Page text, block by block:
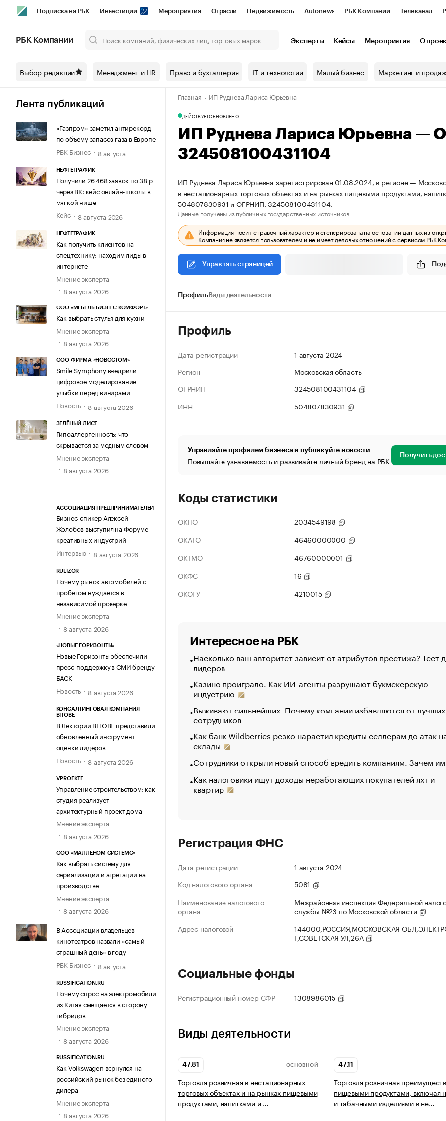
Подписка на РБК Инвестиции Мероприятия Отрасли Недвижимость Autonews РБК Компании Телеканал
Спецпроекты СПб Конференции СПб Спецпроекты Проверка контрагентов
Технологии и медиа Рынок наличной валюты
РБК Компании Эксперты Кейсы Мероприятия О
Выбор редакции Менеджмент и HR Право и бухгалтерия IT и технологии Малый бизнес Маркетинг и
Лента публикаций
«Газпром» заметил антирекорд
по объему запасов газа в Европе
РБК Бизнес
8 августа
НЕФТЕТРАФИК
Получили 26 468 заявок по 38 р
через ВК: кейс онлайн-школы в
мягкой нише
Кейс
8 августа 2026
НЕФТЕТРАФИК
Как получить клиентов на
спецтехнику: находим лиды в
интернете
Мнение эксперта
8 августа 2026
ООО «МЕБЕЛЬ БИЗНЕС КОМФОРТ»
Как выбрать стулья для кухни
Мнение эксперта
8 августа 2026
ООО ФИРМА «НОВОСТОМ»
Smile Symphony внедрили
цифровое моделирование
улыбки перед винирами
Новость
8 августа 2026
ЗЕЛЁНЫЙ ЛИСТ
Гипоаллергенность: что
скрывается за модным словом
Мнение эксперта
8 августа 2026
АССОЦИАЦИЯ ПРЕДПРИНИМАТЕЛЕЙ
Бизнес-спикер Алексей
Жолобов выступил на Форуме
креативных индустрий
Интервью
8 августа 2026
RULIZOR
Почему рынок автомобилей с
пробегом нуждается в
независимой проверке
Мнение эксперта
8 августа 2026
«НОВЫЕ ГОРИЗОНТЫ»
Новые Горизонты обеспечили
пресс-поддержку в СМИ бренду
БАСК
Новость
8 августа 2026
КОНСАЛТИНГОВАЯ КОМПАНИЯ
BITOBE
В Лектории BITOBE представили
обновленный инструмент
оценки лидеров
Новость
8 августа 2026
VPROEKTE
Управление строительством: как
студия реализует
архитектурный проект дома
Мнение эксперта
8 августа 2026
ООО «МАЛЛЕНОМ СИСТЕМС»
Как выбрать систему для
сериализации и агрегации на
производстве
Мнение эксперта
8 августа 2026
В Ассоциации владельцев
кинотеатров назвали «самый
страшный день» в году
РБК Бизнес
8 августа
RUSSIFICATION.RU
Почему спрос на электромобили
из Китая смещается в сторону
гибридов
Мнение эксперта
8 августа 2026
RUSSIFICATION.RU
Как Volkswagen вернулся на
российский рынок без единого
дилера
Мнение эксперта
8 августа 2026
Главная ИП Руднева Лариса Юрьевна
ДЕЙСТВУЕТОБНОВЛЕНО
ИП Руднева Лариса Юрьевна —
324508100431104
ИП Руднева Лариса Юрьевна зарегистрирован 01.08.2024, в регионе —
в нестационарных торговых объектах и на рынках пищевыми продуктами,
504807830931 и ОГРНИП: 324508100431104.
Данные получены из публичных государственных источников.
Информация носит справочный характер и сгенерирована на основании данных из
Компания не является пользователем и не имеет деловых отношений с сервисом РБК
Управлять страницей
ПрофильВиды деятельности
Профиль
Дата регистрации
1 августа 2024
Регион
Московская область
ОГРНИП
324508100431104
ИНН
504807830931
Управляйте профилем бизнеса и публикуйте новости
Повышайте узнаваемость и развивайте личный бренд на РБК Получить
Коды статистики
ОКПО
2034549198
ОКАТО
46460000000
ОКТМО
46760000001
ОКФС
16
ОКОГУ
4210015
Интересное на РБК
Насколько ваш авторитет зависит от атрибутов престижа? Тест
лидеров
Казино проиграло. Как ИИ-агенты разрушают букмекерскую
индустрию
Выживают сильнейших. Почему компании избавляются от лучших
сотрудников
Как банк Wildberries резко нарастил кредиты селлерам до атак
склады
Сотрудники открыли новый способ вредить компаниям. Зачем
Как налоговики ищут доходы неработающих покупателей яхт и
квартир
Регистрация ФНС
Дата регистрации
1 августа 2024
Код налогового органа
5081
Наименование налогового
органа
Межрайонная инспекция Федеральной
службы №23 по Московской области
Адрес налоговой
144000,РОССИЯ,МОСКОВСКАЯ
Г,СОВЕТСКАЯ УЛ,26А
Социальные фонды
Регистрационный номер СФР 1308986015
Виды деятельности
47.81 ОСНОВНОЙ
Торговля розничная в нестационарных
торговых объектах и на рынках пищевыми
продуктами, напитками и …
47.11
Торговля розничная
пищевыми продуктами, включая
и табачными изделиями в не…